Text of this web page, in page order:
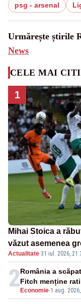
psg - arsenal
Urmărește știrile
News
CELE MAI
1
Mihai Stoica a
văzut asemenea
Actualitate·31 iul. 2026,
2 Economie-1 aug.
România a
Fitch menține